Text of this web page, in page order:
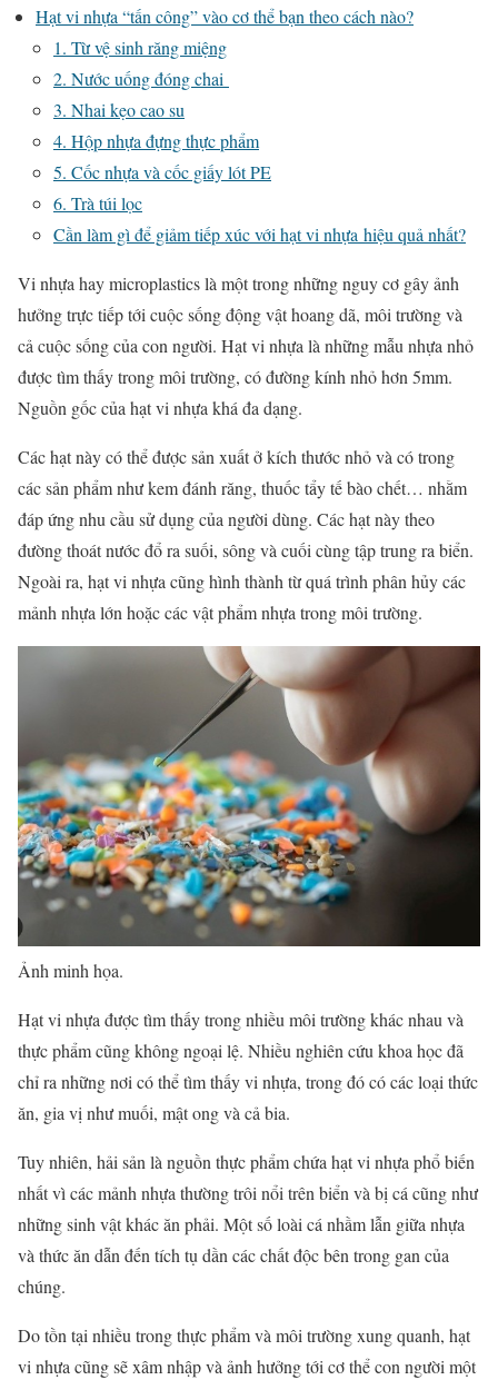
Hạt vi nhựa “tấn công” vào cơ thể bạn theo cách nào?
1. Từ vệ sinh răng miệng
2. Nước uống đóng chai
3. Nhai kẹo cao su
4. Hộp nhựa đựng thực phẩm
5. Cốc nhựa và cốc giấy lót PE
6. Trà túi lọc
Cần làm gì để giảm tiếp xúc với hạt vi nhựa hiệu quả nhất?
Vi nhựa hay microplastics là một trong những nguy cơ gây ảnh
hưởng trực tiếp tới cuộc sống động vật hoang dã, môi trường và
cả cuộc sống của con người. Hạt vi nhựa là những mẫu nhựa nhỏ
được tìm thấy trong môi trường, có đường kính nhỏ hơn 5mm.
Nguồn gốc của hạt vi nhựa khá đa dạng.
Các hạt này có thể được sản xuất ở kích thước nhỏ và có trong
các sản phẩm như kem đánh răng, thuốc tẩy tế bào chết… nhằm
đáp ứng nhu cầu sử dụng của người dùng. Các hạt này theo
đường thoát nước đổ ra suối, sông và cuối cùng tập trung ra biển.
Ngoài ra, hạt vi nhựa cũng hình thành từ quá trình phân hủy các
mảnh nhựa lớn hoặc các vật phẩm nhựa trong môi trường.
Ảnh minh họa.
Hạt vi nhựa được tìm thấy trong nhiều môi trường khác nhau và
thực phẩm cũng không ngoại lệ. Nhiều nghiên cứu khoa học đã
chỉ ra những nơi có thể tìm thấy vi nhựa, trong đó có các loại thức
ăn, gia vị như muối, mật ong và cả bia.
Tuy nhiên, hải sản là nguồn thực phẩm chứa hạt vi nhựa phổ biến
nhất vì các mảnh nhựa thường trôi nổi trên biển và bị cá cũng như
những sinh vật khác ăn phải. Một số loài cá nhầm lẫn giữa nhựa
và thức ăn dẫn đến tích tụ dần các chất độc bên trong gan của
chúng.
Do tồn tại nhiều trong thực phẩm và môi trường xung quanh, hạt
vi nhựa cũng sẽ xâm nhập và ảnh hưởng tới cơ thể con người một